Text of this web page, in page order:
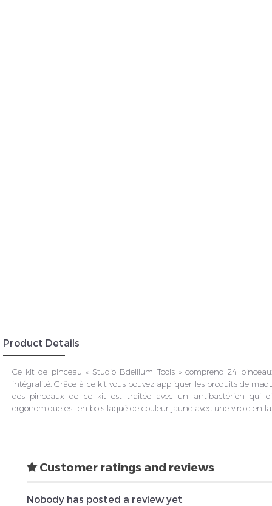
Product Details
Ce kit de pinceau « Studio Bdellium Tools » comprend 24
intégralité. Grâce à ce kit vous pouvez appliquer les produits de
des pinceaux de ce kit est traitée avec un antibactérien qui
ergonomique est en bois laqué de couleur jaune avec une virole en
Customer ratings and reviews
Nobody has posted a review yet